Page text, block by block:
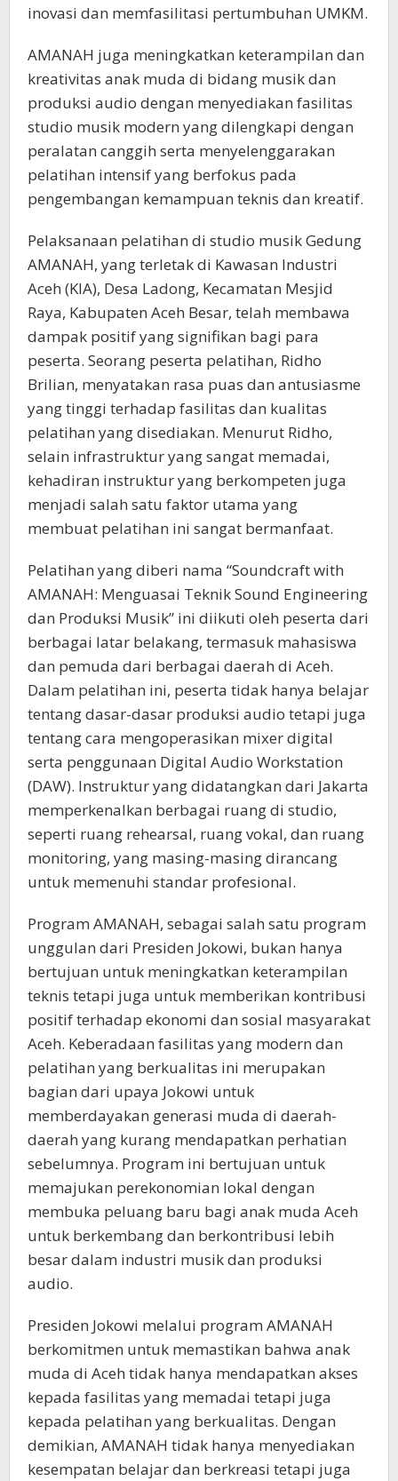
inovasi dan memfasilitasi pertumbuhan UMKM.
AMANAH juga meningkatkan keterampilan dan
kreativitas anak muda di bidang musik dan
produksi audio dengan menyediakan fasilitas
studio musik modern yang dilengkapi dengan
peralatan canggih serta menyelenggarakan
pelatihan intensif yang berfokus pada
pengembangan kemampuan teknis dan kreatif.
Pelaksanaan pelatihan di studio musik Gedung
AMANAH, yang terletak di Kawasan Industri
Aceh (KIA), Desa Ladong, Kecamatan Mesjid
Raya, Kabupaten Aceh Besar, telah membawa
dampak positif yang signifikan bagi para
peserta. Seorang peserta pelatihan, Ridho
Brilian, menyatakan rasa puas dan antusiasme
yang tinggi terhadap fasilitas dan kualitas
pelatihan yang disediakan. Menurut Ridho,
selain infrastruktur yang sangat memadai,
kehadiran instruktur yang berkompeten juga
menjadi salah satu faktor utama yang
membuat pelatihan ini sangat bermanfaat.
Pelatihan yang diberi nama “Soundcraft with
AMANAH: Menguasai Teknik Sound Engineering
dan Produksi Musik” ini diikuti oleh peserta dari
berbagai latar belakang, termasuk mahasiswa
dan pemuda dari berbagai daerah di Aceh.
Dalam pelatihan ini, peserta tidak hanya belajar
tentang dasar-dasar produksi audio tetapi juga
tentang cara mengoperasikan mixer digital
serta penggunaan Digital Audio Workstation
(DAW). Instruktur yang didatangkan dari Jakarta
memperkenalkan berbagai ruang di studio,
seperti ruang rehearsal, ruang vokal, dan ruang
monitoring, yang masing-masing dirancang
untuk memenuhi standar profesional.
Program AMANAH, sebagai salah satu program
unggulan dari Presiden Jokowi, bukan hanya
bertujuan untuk meningkatkan keterampilan
teknis tetapi juga untuk memberikan kontribusi
positif terhadap ekonomi dan sosial masyarakat
Aceh. Keberadaan fasilitas yang modern dan
pelatihan yang berkualitas ini merupakan
bagian dari upaya Jokowi untuk
memberdayakan generasi muda di daerah-
daerah yang kurang mendapatkan perhatian
sebelumnya. Program ini bertujuan untuk
memajukan perekonomian lokal dengan
membuka peluang baru bagi anak muda Aceh
untuk berkembang dan berkontribusi lebih
besar dalam industri musik dan produksi
audio.
Presiden Jokowi melalui program AMANAH
berkomitmen untuk memastikan bahwa anak
muda di Aceh tidak hanya mendapatkan akses
kepada fasilitas yang memadai tetapi juga
kepada pelatihan yang berkualitas. Dengan
demikian, AMANAH tidak hanya menyediakan
kesempatan belajar dan berkreasi tetapi juga